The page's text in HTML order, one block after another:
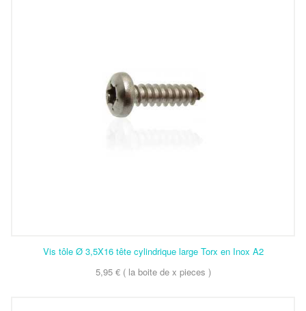
Vis tôle Ø 3,5X16 tête cylindrique large Torx en Inox A2
5,95 € ( la boite de x pieces )